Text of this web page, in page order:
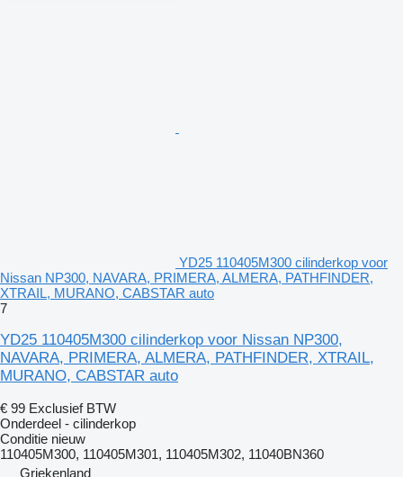
YD25 110405M300 cilinderkop voor
Nissan NP300, NAVARA, PRIMERA, ALMERA, PATHFINDER,
XTRAIL, MURANO, CABSTAR auto
7
YD25 110405M300 cilinderkop voor Nissan NP300,
NAVARA, PRIMERA, ALMERA, PATHFINDER, XTRAIL,
MURANO, CABSTAR auto
€ 99 Exclusief BTW
Onderdeel - cilinderkop
Conditie nieuw
110405M300, 110405M301, 110405M302, 11040BN360
Griekenland